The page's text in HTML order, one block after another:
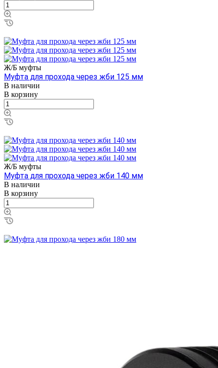
Ж/Б муфты
Муфта для прохода через жби 125 мм
В наличии
В корзину
Ж/Б муфты
Муфта для прохода через жби 140 мм
В наличии
В корзину